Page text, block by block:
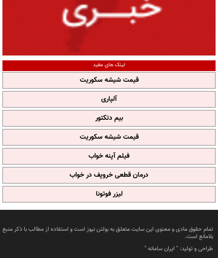
لینک های مفید
قیمت شیشه سکوریت
آلپاری
بیم دتکتور
قیمت شیشه سکوریت
فیلم آپنه خواب
درمان قطعی خروپف در خواب
لیزر فوتونا
تمام حقوق مادی و معنوی این سایت متعلق به بولتن نیوز است و استفاده از مطالب با ذکر منبع
بلامانع است.
طراحی و تولید: " ایران سامانه"